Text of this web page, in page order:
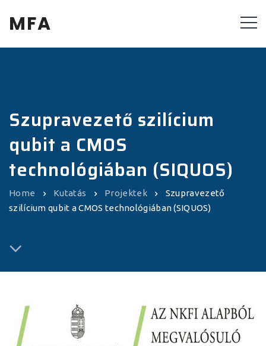
MFA
Szupravezető szilícium
qubit a CMOS
technológiában (SIQUOS)
Home Kutatás Projektek
Szupravezető
szilícium qubit a CMOS technológiában (SIQUOS)